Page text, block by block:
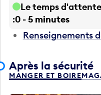
Le temps
0 - 5 minutes
Renseignements
Après la sécurité
MANGER ET BOIRE